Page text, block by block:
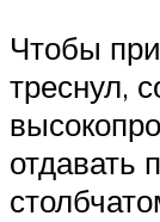
Чтобы
треснул,
отдавать